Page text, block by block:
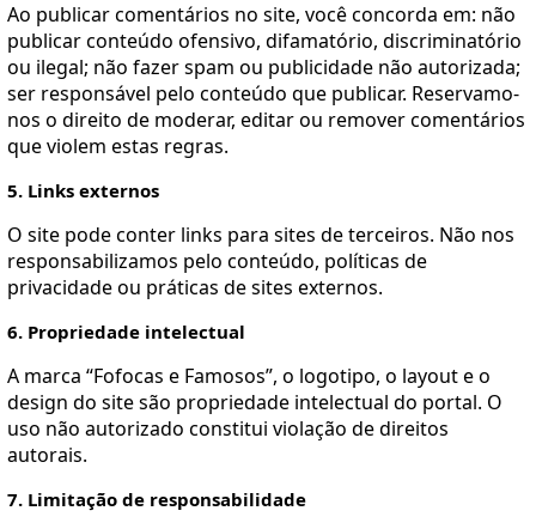
Ao publicar comentários no site, você concorda em: não
publicar conteúdo ofensivo, difamatório, discriminatório
ou ilegal; não fazer spam ou publicidade não autorizada;
ser responsável pelo conteúdo que publicar. Reservamo-
nos o direito de moderar, editar ou remover comentários
que violem estas regras.
5. Links externos
O site pode conter links para sites de terceiros. Não nos
responsabilizamos pelo conteúdo, políticas de
privacidade ou práticas de sites externos.
6. Propriedade intelectual
A marca “Fofocas e Famosos”, o logotipo, o layout e o
design do site são propriedade intelectual do portal. O
uso não autorizado constitui violação de direitos
autorais.
7. Limitação de responsabilidade